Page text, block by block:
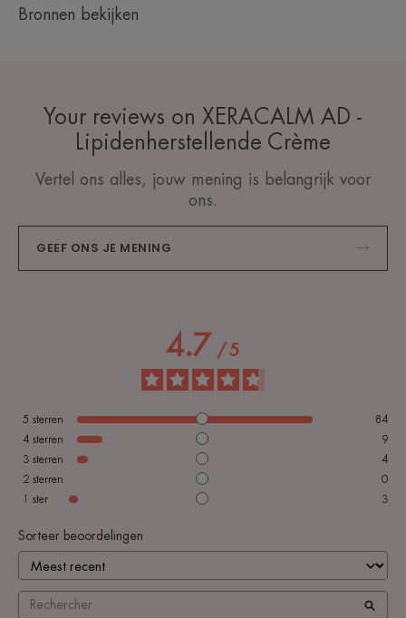
Bronnen bekijken
Your reviews on XERACALM AD -
Lipidenherstellende Crème
Vertel ons alles, jouw mening is belangrijk voor
ons.
GEEF ONS JE MENING
4.7 /5
5 sterren
84
4 sterren
9
3 sterren
4
2 sterren
0
1 ster 3
Sorteer beoordelingen